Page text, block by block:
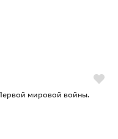
мировой войны.